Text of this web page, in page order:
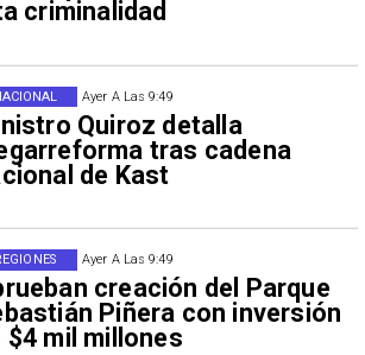
criminalidad
Ayer A Las 9:49
Quiroz detalla
tras cadena
de Kast
Ayer A Las 9:49
creación del Parque
Piñera con inversión
$4 mil millones